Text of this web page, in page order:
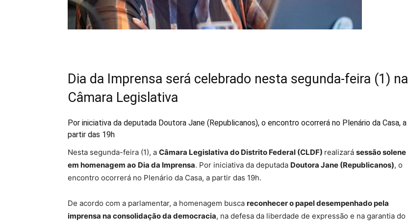
Dia da Imprensa será celebrado nesta segunda-feira (1) na
Câmara Legislativa
Por iniciativa da deputada Doutora Jane (Republicanos), o encontro ocorrerá no Plenário da Casa, a
partir das 19h
Nesta segunda-feira (1), a Câmara Legislativa do Distrito Federal (CLDF) realizará sessão solene
em homenagem ao Dia da Imprensa. Por iniciativa da deputada Doutora Jane (Republicanos), o
encontro ocorrerá no Plenário da Casa, a partir das 19h.
De acordo com a parlamentar, a homenagem busca reconhecer o papel desempenhado pela
imprensa na consolidação da democracia, na defesa da liberdade de expressão e na garantia do